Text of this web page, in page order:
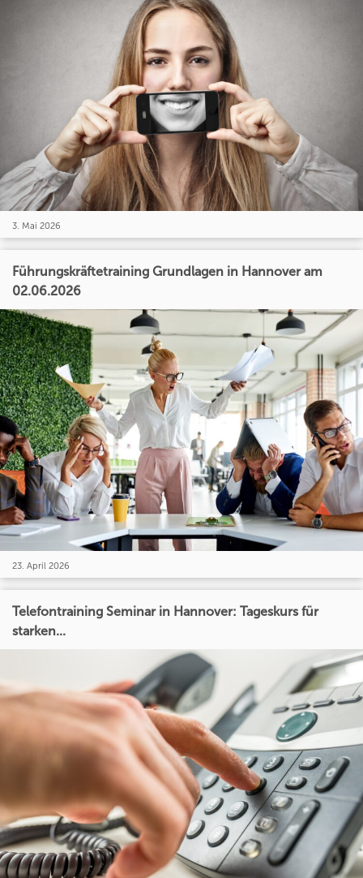
3. Mai 2026
Führungskräftetraining Grundlagen in Hannover am
02.06.2026
23. April 2026
Telefontraining Seminar in Hannover: Tageskurs für
starken...